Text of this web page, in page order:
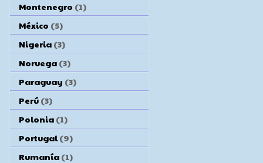
Montenegro (1)
México (5)
Nigeria (3)
Noruega (3)
Paraguay (3)
Perú (3)
Polonia (1)
Portugal (9)
Rumanía (1)